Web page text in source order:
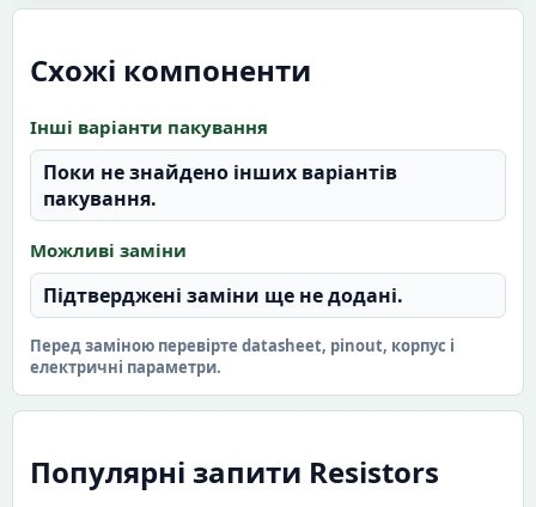
Схожі компоненти
Інші варіанти пакування
Поки не знайдено інших варіантів
пакування.
Можливі заміни
Підтверджені заміни ще не додані.
Перед заміною перевірте datasheet, pinout, корпус і
електричні параметри.
Популярні запити Resistors